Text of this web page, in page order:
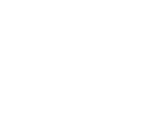
DK